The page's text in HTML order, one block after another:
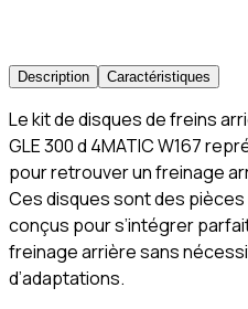
Description Caractéristiques
Le kit de disques de freins
GLE 300 d 4MATIC W167
pour retrouver un freinage
Ces disques sont des pièces
conçus pour s’intégrer
freinage arrière sans
d’adaptations.